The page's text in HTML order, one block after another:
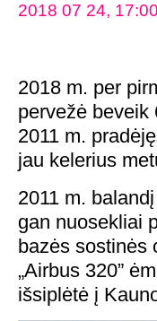
2018 07 24, 17:00
2018 m. per
pervežė beveik
2011 m.
jau kelerius
2011 m.
gan nuosekliai
bazės sostinės
„Airbus 320”
išsiplėtė į